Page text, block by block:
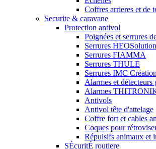
Coffres arrieres et de
Securite & caravane
Protection antivol
Poignées et serrures
Serrures HEOSolution
Serrures FIAMMA
Serrures THULE
Serrures IMC
Alarmes et détecteurs
Alarmes
Antivols
Antivol tête d'attelage
Coffre fort et cables
Coques pour
Répulsifs animaux et
SÉcuritÉ routiere